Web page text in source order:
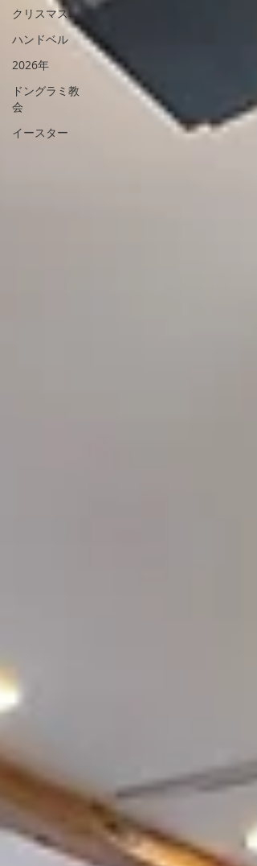
クリスマス
ハンドベル
2026年
ドングラミ教
会
イースター